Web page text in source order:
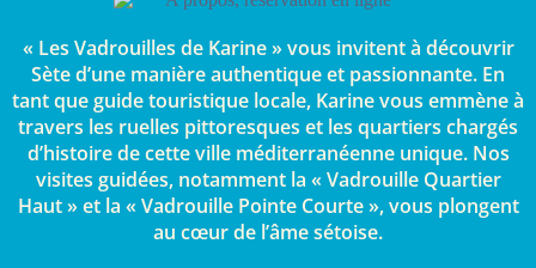
« Les Vadrouilles de Karine » vous invitent à découvrir
Sète d’une manière authentique et passionnante. En
tant que guide touristique locale, Karine vous emmène à
travers les ruelles pittoresques et les quartiers chargés
d’histoire de cette ville méditerranéenne unique. Nos
visites guidées, notamment la « Vadrouille Quartier
Haut » et la « Vadrouille Pointe Courte », vous plongent
au cœur de l’âme sétoise.